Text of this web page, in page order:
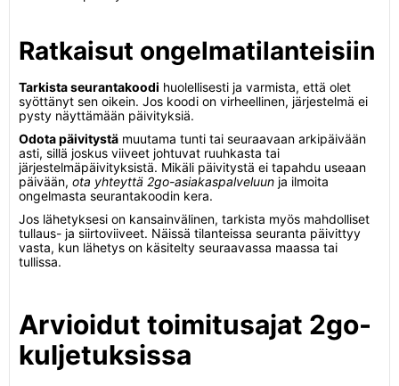
Ratkaisut ongelmatilanteisiin
Tarkista seurantakoodi huolellisesti ja varmista, että olet
syöttänyt sen oikein. Jos koodi on virheellinen, järjestelmä ei
pysty näyttämään päivityksiä.
Odota päivitystä muutama tunti tai seuraavaan arkipäivään
asti, sillä joskus viiveet johtuvat ruuhkasta tai
järjestelmäpäivityksistä. Mikäli päivitystä ei tapahdu useaan
päivään, ota yhteyttä 2go-asiakaspalveluun ja ilmoita
ongelmasta seurantakoodin kera.
Jos lähetyksesi on kansainvälinen, tarkista myös mahdolliset
tullaus- ja siirtoviiveet. Näissä tilanteissa seuranta päivittyy
vasta, kun lähetys on käsitelty seuraavassa maassa tai
tullissa.
Arvioidut toimitusajat 2go-
kuljetuksissa